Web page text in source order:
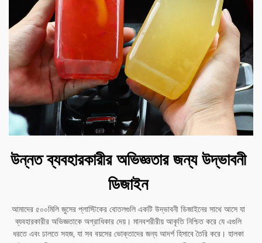
উন্নত ব্যবহারকারীর অভিজ্ঞতার জন্য উদ্ভাবনী
ডিজাইন
আমাদের ৫০০মিলি জুসের প্লাস্টিকের বোতলগুলি একটি উদ্ভাবনী ডিজাইনের সাথে আসে যা
ব্যবহারকারীর অভিজ্ঞতাকে অগ্রাধিকার দেয়। মানবশরীরীয় আকৃতি নিশ্চিত করে যে এগুলি
ধরতে এবং ঢালতে সহজ, যা সব বয়সের ভোক্তাদের জন্য আদর্শ হিসাবে তৈরি করে। হালকা